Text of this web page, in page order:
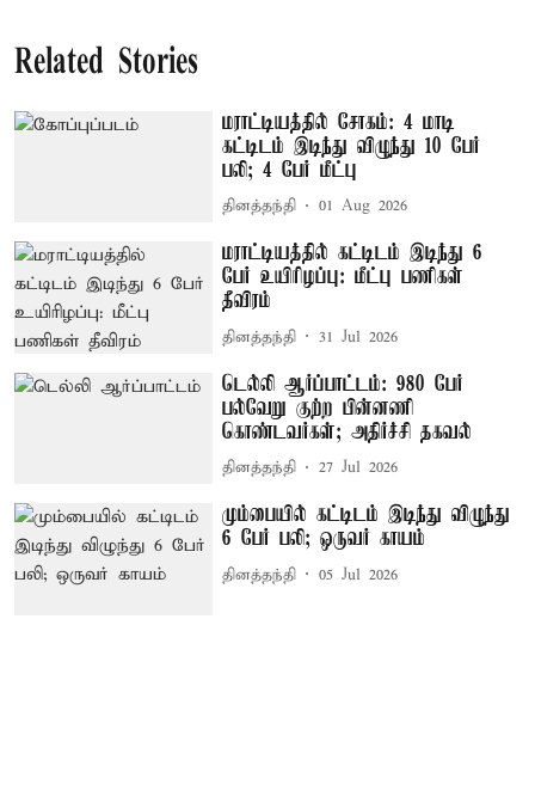
Related Stories
மராட்டியத்தில் சோகம்: 4 மாடி
கட்டிடம் இடிந்து விழுந்து 10 பேர்
பலி; 4 பேர் மீட்பு
தினத்தந்தி 01 Aug 2026
மராட்டியத்தில் கட்டிடம் இடிந்து 6
பேர் உயிரிழப்பு: மீட்பு பணிகள்
தீவிரம்
தினத்தந்தி 31 Jul 2026
டெல்லி ஆர்ப்பாட்டம்: 980 பேர்
பல்வேறு குற்ற பின்னணி
கொண்டவர்கள்; அதிர்ச்சி தகவல்
தினத்தந்தி 27 Jul 2026
மும்பையில் கட்டிடம் இடிந்து விழுந்து
6 பேர் பலி; ஒருவர் காயம்
தினத்தந்தி 05 Jul 2026